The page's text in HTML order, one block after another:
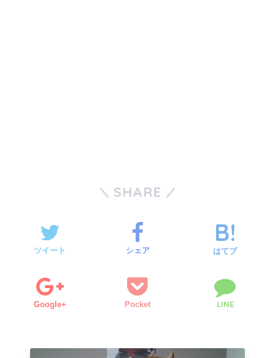
SHARE
ツイート シェア はてブ
Google+ Pocket LINE